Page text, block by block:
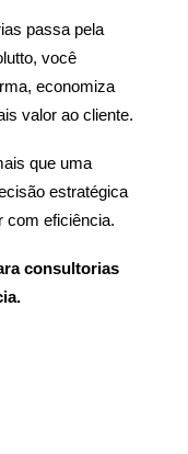
passa pela
você
economiza
valor ao cliente.
que uma
estratégica
com eficiência.
consultorias